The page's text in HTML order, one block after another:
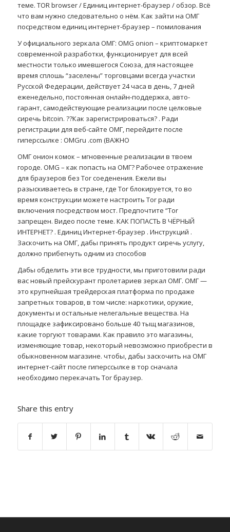
теме. TOR browser / Единиц интернет-браузер / обзор. Всё
что вам нужно следовательно о нём. Как зайти на ОМГ
посредством единиц интернет-браузер – помилования
У официального зеркала ОМГ: OMG onion – криптомаркет
современной разработки, функционирует для всей
местности только имевшегося Союза, для настоящее
время сплошь “заселены” торговцами всегда участки
Русской Федерации, действует 24 часа в день, 7 дней
еженедельно, постоянная онлайн-поддержка, авто-
гарант, самодействующие реализации после целковые
сиречь bitcoin. ??Как зарегистрироваться? . Ради
регистрации для веб-сайте ОМГ, перейдите после
гиперссылке : OMGru .com (ВАЖНО
ОМГ онион комок – мгновенные реализации в твоем
городе. OMG – как попасть на ОМГ? Рабочее отражение
для браузеров без Tor соеденения. Ежели вы
разыскиваетесь в стране, где Tor блокируется, то во
время конструкции можете настроить Tor ради
включения посредством мост. Предпочтите “Tor
запрещен. Видео после теме. КАК ПОПАСТЬ В ЧЁРНЫЙ
ИНТЕРНЕТ? . Единиц Интернет-браузер . Инструкций .
Заскочить на ОМГ, дабы принять продукт сиречь услугу,
должно прибегнуть одним из способов
Дабы обделить эти все трудности, мы приготовили ради
вас новый прейскурант пролетариев зеркал ОМГ. ОМГ —
это крупнейшая трейдерская платформа по продаже
запретных товаров, в том числе: наркотики, оружие,
документы и остальные нелегальные вещества. На
площадке зафиксировано больше 40 тыщ магазинов,
какие торгуют товарами. Как правило это магазины,
изменяющие товар, некоторый невозможно приобрести в
обыкновенном магазине. чтобы, дабы заскочить на ОМГ
интернет-сайт после гиперссылке в тор сначала
необходимо перекачать Tor браузер.
Share this entry